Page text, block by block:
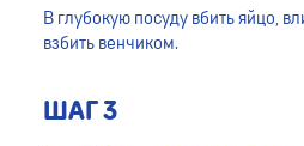
В глубокую посуду вбить яйцо,
взбить венчиком.
ШАГ 3